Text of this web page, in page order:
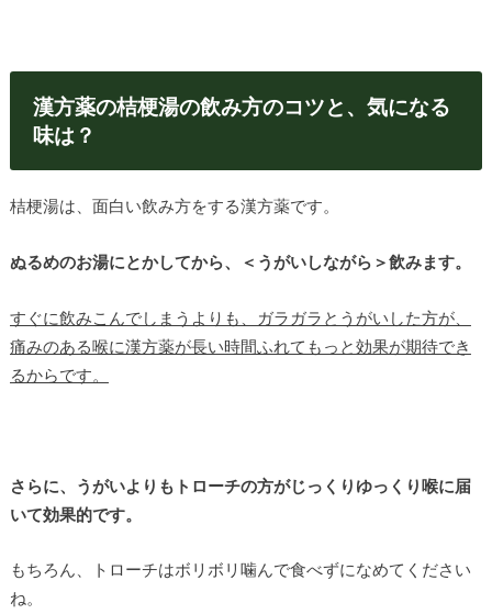
漢方薬の桔梗湯の飲み方のコツと、気になる
味は？
桔梗湯は、面白い飲み方をする漢方薬です。
ぬるめのお湯にとかしてから、＜うがいしながら＞飲みます。
すぐに飲みこんでしまうよりも、ガラガラとうがいした方が、
痛みのある喉に漢方薬が長い時間ふれてもっと効果が期待でき
るからです。
さらに、うがいよりもトローチの方がじっくりゆっくり喉に届
いて効果的です。
もちろん、トローチはボリボリ噛んで食べずになめてください
ね。